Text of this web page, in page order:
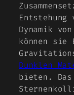
Entstehung
Dynamik
können sie
Dunklen
bieten. Das